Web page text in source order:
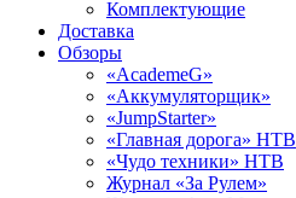
Комплектующие
Доставка
Обзоры
«AcademeG»
«Аккумуляторщик»
«JumpStarter»
«Главная дорога» НТВ
«Чудо техники» НТВ
Журнал «За Рулем»